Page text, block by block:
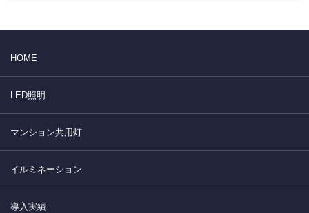
HOME
LED照明
マンション共用灯
イルミネーション
導入実績